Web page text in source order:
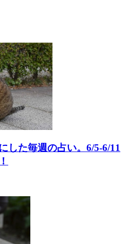
した毎週の占い。6/5-6/11